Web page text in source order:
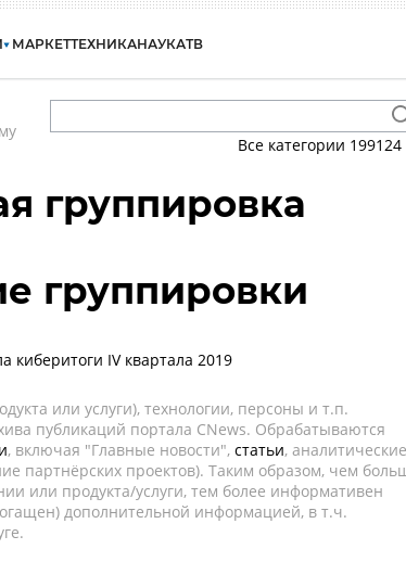
МАРКЕТТЕХНИКАНАУКАТВ
Все категории 199124
группировка
группировки
киберитоги IV квартала 2019
или услуги), технологии, персоны и т.п.
публикаций портала CNews. Обрабатываются
, включая "Главные новости", статьи, аналитические
партнёрских проектов). Таким образом, чем
или продукта/услуги, тем более информативен
дополнительной информацией, в т.ч.